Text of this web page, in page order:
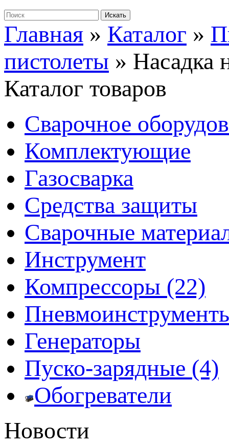
Главная » Каталог »
пистолеты » Насадка
Каталог товаров
Сварочное
Комплектующие
Газосварка
Средства защиты
Сварочные
Инструмент
Компрессоры (22)
Генераторы
Пуско-зарядные (4)
Обогреватели
Новости